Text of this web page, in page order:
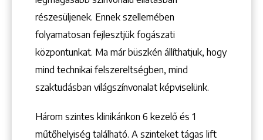
részesüljenek. Ennek szellemében
folyamatosan fejlesztjük fogászati
központunkat. Ma már büszkén állíthatjuk, hogy
mind technikai felszereltségben, mind
szaktudásban világszínvonalat képviselünk.
Három szintes klinikánkon 6 kezelő ­és 1
műtőhelyiség található. A szinteket tágas lift